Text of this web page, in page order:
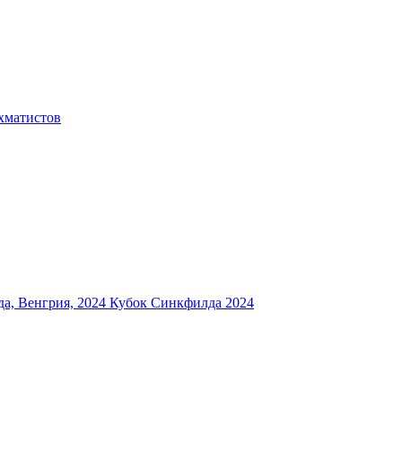
Венгрия, 2024 Кубок Синкфилда 2024